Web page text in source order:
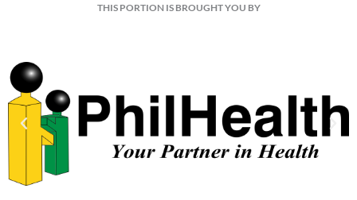
THIS PORTION IS BROUGHT YOU BY